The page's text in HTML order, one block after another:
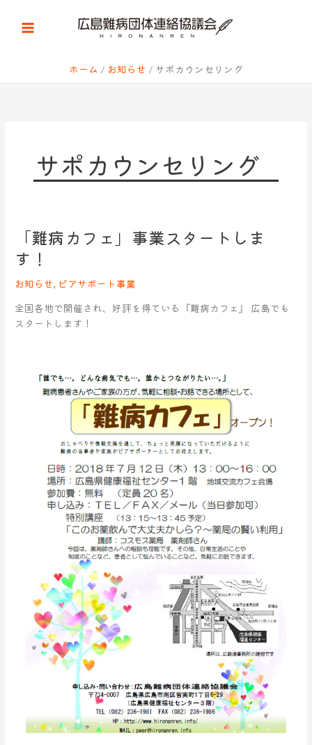
ホーム お知らせ サポカウンセリング
サポカウンセリング
「難病カフェ」事業スタートしま
す！
お知らせ, ピアサポート事業
全国各地で開催され、好評を得ている『難病カフェ』 広島でも
スタートします！
「難
病
カ
フ
事
業